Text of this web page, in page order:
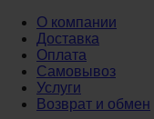
О компании
Доставка
Оплата
Самовывоз
Услуги
Возврат и обмен